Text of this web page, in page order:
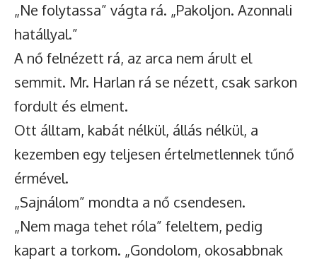
„Ne folytassa” vágta rá. „Pakoljon. Azonnali
hatállyal.”
A nő felnézett rá, az arca nem árult el
semmit. Mr. Harlan rá se nézett, csak sarkon
fordult és elment.
Ott álltam, kabát nélkül, állás nélkül, a
kezemben egy teljesen értelmetlennek tűnő
érmével.
„Sajnálom” mondta a nő csendesen.
„Nem maga tehet róla” feleltem, pedig
kapart a torkom. „Gondolom, okosabbnak